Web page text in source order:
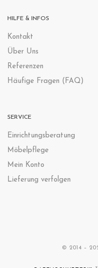
HILFE & INFOS
Kontakt
Über Uns
Referenzen
Häufige Fragen (FAQ)
SERVICE
Einrichtungsberatung
Möbelpflege
Mein Konto
Lieferung verfolgen
© 2014 –